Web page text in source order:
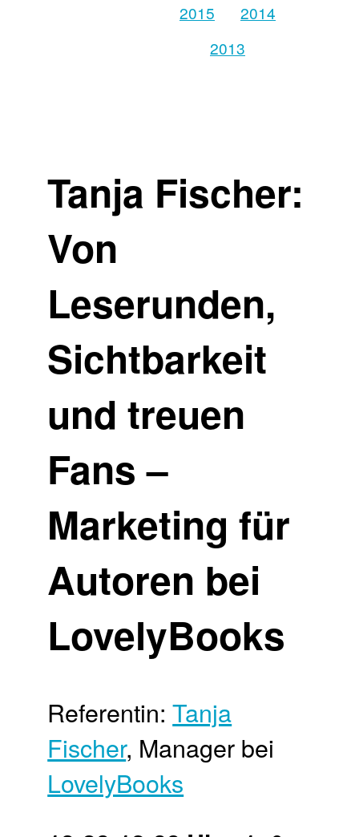
2015
2014
2013
Tanja Fischer:
Von
Leserunden,
Sichtbarkeit
und treuen
Fans –
Marketing für
Autoren bei
LovelyBooks
Referentin:Tanja
Fischer, Manager bei
LovelyBooks